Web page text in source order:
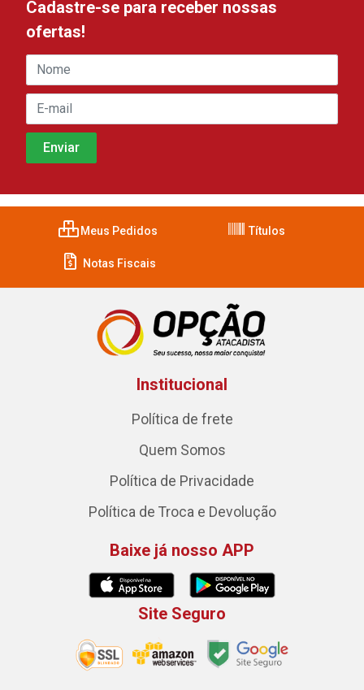
Cadastre-se para receber nossas
ofertas!
Meus Pedidos Títulos
Notas Fiscais
Institucional
Política de frete
Quem Somos
Política de Privacidade
Política de Troca e Devolução
Baixe já nosso APP
Site Seguro